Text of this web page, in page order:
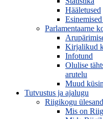
Hääletused
Parlamentaarne
Kirjalikud
Infotund
Olulise
arutelu
Muud
Tutvustus ja ajalugu
Riigikogu
Mis on